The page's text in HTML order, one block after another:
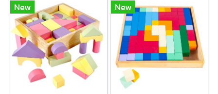
New New